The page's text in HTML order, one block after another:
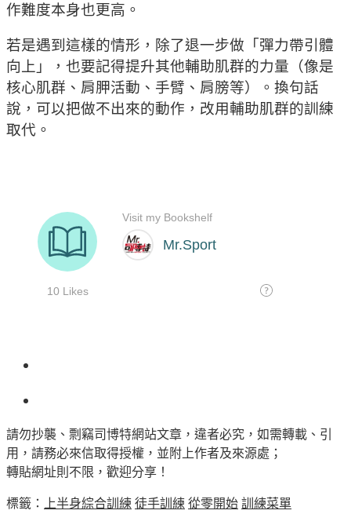
作難度本身也更高。
若是遇到這樣的情形，除了退一步做「彈力帶引體
向上」，也要記得提升其他輔助肌群的力量（像是
核心肌群、肩胛活動、手臂、肩膀等）。換句話
說，可以把做不出來的動作，改用輔助肌群的訓練
取代。
請勿抄襲、剽竊司博特網站文章，違者必究，如需轉載、引
用，請務必來信取得授權，並附上作者及來源處；
轉貼網址則不限，歡迎分享！
標籤： 上半身綜合訓練 徒手訓練 從零開始 訓練菜單